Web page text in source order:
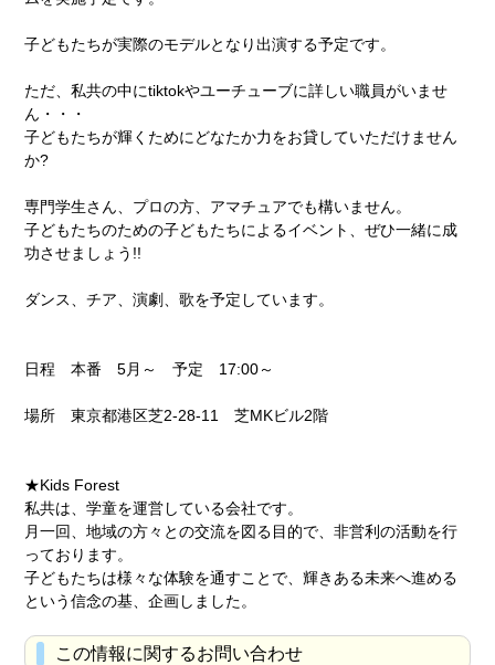
子どもたちが実際のモデルとなり出演する予定です。
ただ、私共の中にtiktokやユーチューブに詳しい職員がいませ
ん・・・
子どもたちが輝くためにどなたか力をお貸していただけません
か?
専門学生さん、プロの方、アマチュアでも構いません。
子どもたちのための子どもたちによるイベント、ぜひ一緒に成
功させましょう!!
ダンス、チア、演劇、歌を予定しています。
日程 本番 5月～ 予定 17:00～
場所 東京都港区芝2-28-11 芝MKビル2階
★Kids Forest
私共は、学童を運営している会社です。
月一回、地域の方々との交流を図る目的で、非営利の活動を行
っております。
子どもたちは様々な体験を通すことで、輝きある未来へ進める
という信念の基、企画しました。
この情報に関するお問い合わせ